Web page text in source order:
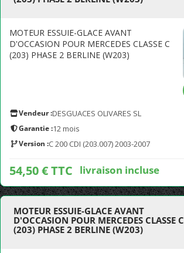
MOTEUR ESSUIE-GLACE AVANT
D'OCCASION POUR MERCEDES CLASSE C
(203) PHASE 2 BERLINE (W203)
Vendeur :DESGUACES OLIVARES SL
Garantie :12 mois
Version :C 200 CDI (203.007) 2003-2007
54,50 € TTC livraison incluse
MOTEUR ESSUIE-GLACE AVANT
D'OCCASION POUR MERCEDES CLASSE C
(203) PHASE 2 BERLINE (W203)